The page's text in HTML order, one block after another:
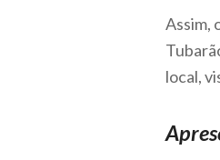
Assim,
local,